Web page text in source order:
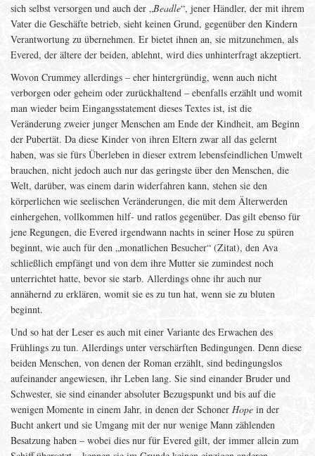
sich selbst versorgen und auch der „Beadle“, jener Händler, der mit ihrem
Vater die Geschäfte betrieb, sieht keinen Grund, gegenüber den Kindern
Verantwortung zu übernehmen. Er bietet ihnen an, sie mitzunehmen, als
Evered, der ältere der beiden, ablehnt, wird dies unhinterfragt akzeptiert.
Wovon Crummey allerdings – eher hintergründig, wenn auch nicht
verborgen oder geheim oder zurückhaltend – ebenfalls erzählt und womit
man wieder beim Eingangsstatement dieses Textes ist, ist die
Veränderung zweier junger Menschen am Ende der Kindheit, am Beginn
der Pubertät. Da diese Kinder von ihren Eltern zwar all das gelernt
haben, was sie fürs Überleben in dieser extrem lebensfeindlichen Umwelt
brauchen, nicht jedoch auch nur das geringste über den Menschen, die
Welt, darüber, was einem darin widerfahren kann, stehen sie den
körperlichen wie seelischen Veränderungen, die mit dem Älterwerden
einhergehen, vollkommen hilf- und ratlos gegenüber. Das gilt ebenso für
jene Regungen, die Evered irgendwann nachts in seiner Hose zu spüren
beginnt, wie auch für den „monatlichen Besucher“ (Zitat), den Ava
schließlich empfängt und von dem ihre Mutter sie zumindest noch
unterrichtet hatte, bevor sie starb. Allerdings ohne ihr auch nur
annähernd zu erklären, womit sie es zu tun hat, wenn sie zu bluten
beginnt.
Und so hat der Leser es auch mit einer Variante des Erwachen des
Frühlings zu tun. Allerdings unter verschärften Bedingungen. Denn diese
beiden Menschen, von denen der Roman erzählt, sind bedingungslos
aufeinander angewiesen, ihr Leben lang. Sie sind einander Bruder und
Schwester, sie sind einander absoluter Bezugspunkt und bis auf die
wenigen Momente in einem Jahr, in denen der Schoner Hope in der
Bucht ankert und sie Umgang mit der nur wenige Mann zählenden
Besatzung haben – wobei dies nur für Evered gilt, der immer allein zum